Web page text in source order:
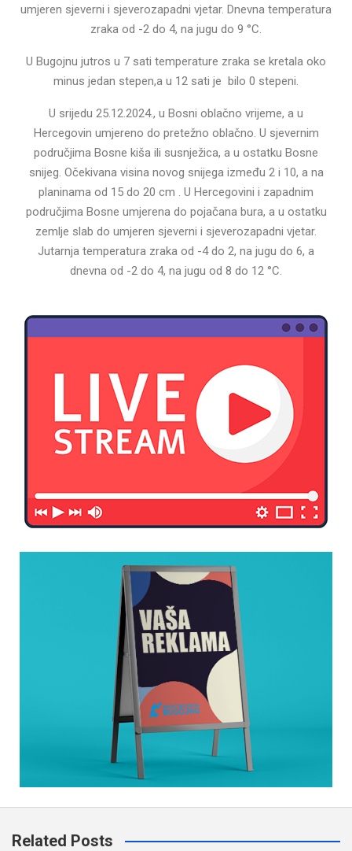
umjeren sjeverni i sjeverozapadni vjetar. Dnevna temperatura
zraka od -2 do 4, na jugu do 9 °C.
U Bugojnu jutros u 7 sati temperature zraka se kretala oko
minus jedan stepen,a u 12 sati je bilo 0 stepeni.
U srijedu 25.12.2024., u Bosni oblačno vrijeme, a u
Hercegovin umjereno do pretežno oblačno. U sjevernim
područjima Bosne kiša ili susnježica, a u ostatku Bosne
snijeg. Očekivana visina novog snijega između 2 i 10, a na
planinama od 15 do 20 cm . U Hercegovini i zapadnim
područjima Bosne umjerena do pojačana bura, a u ostatku
zemlje slab do umjeren sjeverni i sjeverozapadni vjetar.
Jutarnja temperatura zraka od -4 do 2, na jugu do 6, a
dnevna od -2 do 4, na jugu od 8 do 12 °C.
Related Posts